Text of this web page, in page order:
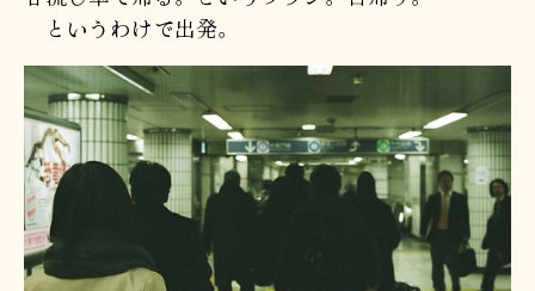
というわけで出発。